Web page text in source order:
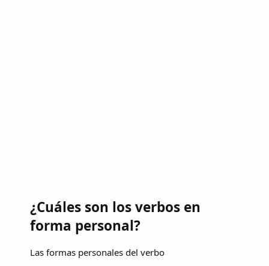
¿Cuáles son los verbos en
forma personal?
Las formas personales del verbo